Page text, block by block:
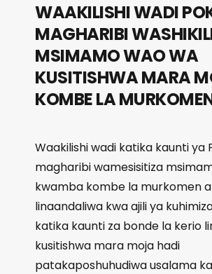
WAAKILISHI WADI
MAGHARIBI
MSIMAMO WAO WA
KUSITISHWA MARA
KOMBE LA
Waakilishi wadi katika kaunti ya
magharibi wamesisitiza
kwamba kombe la murkomen
linaandaliwa kwa ajili ya
katika kaunti za bonde la kerio
kusitishwa mara moja hadi
patakaposhuhudiwa usalama